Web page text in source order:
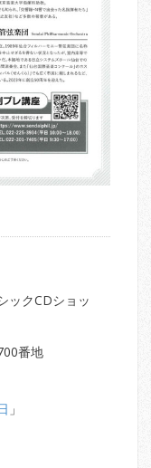
ックCDショッ
番地
」